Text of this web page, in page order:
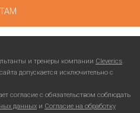
ITAM
и тренеры компании Cleverics.
допускается исключительно с
согласие с обязательством соблюдать
данных и Согласие на обработку